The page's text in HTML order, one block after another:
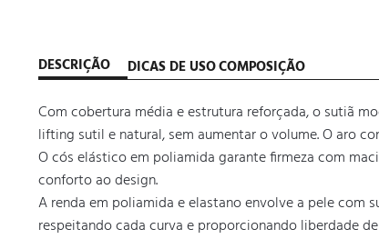
DESCRIÇÃO DICAS DE USOCOMPOSIÇÃO
Com cobertura média e estrutura reforçada, o sutiã
lifting sutil e natural, sem aumentar o volume. O aro
O cós elástico em poliamida garante firmeza com
conforto ao design.
A renda em poliamida e elastano envolve a pele com
respeitando cada curva e proporcionando liberdade